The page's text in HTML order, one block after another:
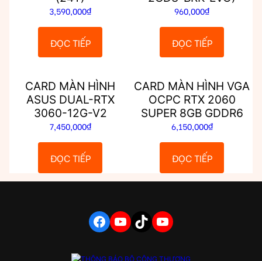
3,590,000₫
ĐỌC TIẾP
960,000₫
ĐỌC TIẾP
CARD MÀN HÌNH
ASUS DUAL-RTX
3060-12G-V2
7,450,000₫
ĐỌC TIẾP
CARD MÀN HÌNH VGA
OCPC RTX 2060
SUPER 8GB GDDR6
6,150,000₫
ĐỌC TIẾP
FACEBOOK YOUTUBE TIKTOK YOUTUBE